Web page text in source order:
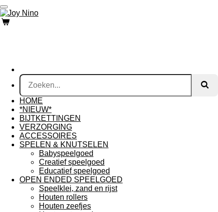
Ga
direct
naar
HOME
*NIEUW*
BIJTKETTINGEN
VERZORGING
ACCESSOIRES
SPELEN & KNUTSELEN
Babyspeelgoed
Creatief speelgoed
Educatief speelgoed
OPEN ENDED SPEELGOED
Speelklei, zand en rijst
Houten rollers
Houten zeefjes